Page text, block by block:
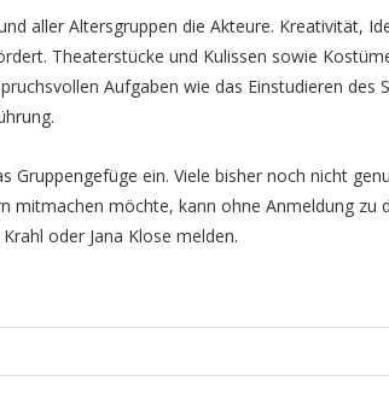
aller Altersgruppen die Akteure. Kreativität,
Theaterstücke und Kulissen sowie
Aufgaben wie das Einstudieren des
Gruppengefüge ein. Viele bisher noch nicht
mitmachen möchte, kann ohne Anmeldung zu
oder Jana Klose melden.